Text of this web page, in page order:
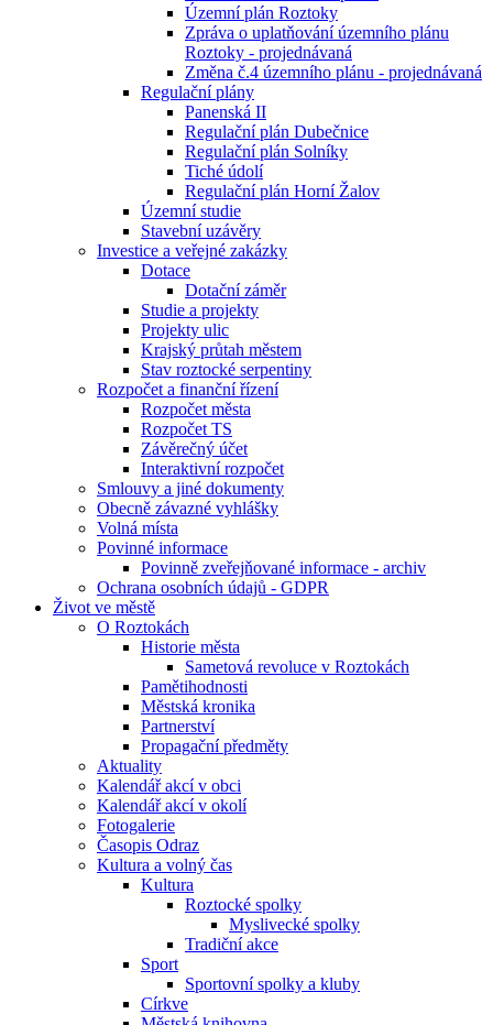
Územní plán Roztoky
Zpráva o uplatňování územního plánu
Roztoky - projednávaná
Změna č.4 územního plánu - projednávaná
Regulační plány
Panenská II
Regulační plán Dubečnice
Regulační plán Solníky
Tiché údolí
Regulační plán Horní Žalov
Územní studie
Stavební uzávěry
Investice a veřejné zakázky
Dotace
Dotační záměr
Studie a projekty
Projekty ulic
Krajský průtah městem
Stav roztocké serpentiny
Rozpočet a finanční řízení
Rozpočet města
Rozpočet TS
Závěrečný účet
Interaktivní rozpočet
Smlouvy a jiné dokumenty
Obecně závazné vyhlášky
Volná místa
Povinné informace
Povinně zveřejňované informace - archiv
Ochrana osobních údajů - GDPR
Život ve městě
O Roztokách
Historie města
Sametová revoluce v Roztokách
Pamětihodnosti
Městská kronika
Partnerství
Propagační předměty
Aktuality
Kalendář akcí v obci
Kalendář akcí v okolí
Fotogalerie
Časopis Odraz
Kultura a volný čas
Kultura
Roztocké spolky
Myslivecké spolky
Tradiční akce
Sport
Sportovní spolky a kluby
Církve